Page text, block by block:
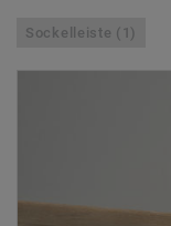
Sockelleiste (1)